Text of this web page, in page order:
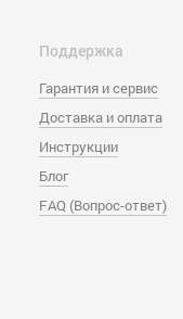
Поддержка
Гарантия и сервис
Доставка и оплата
Инструкции
Блог
FAQ (Вопрос-ответ)